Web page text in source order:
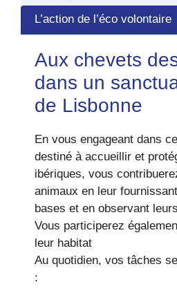
L’action de l’éco volontaire
Aux chevets
dans un
de Lisbonne
En vous engageant dans
destiné à accueillir et
ibériques, vous
animaux en leur
bases et en observant
Vous participerez
leur habitat
Au quotidien, vos tâches
: